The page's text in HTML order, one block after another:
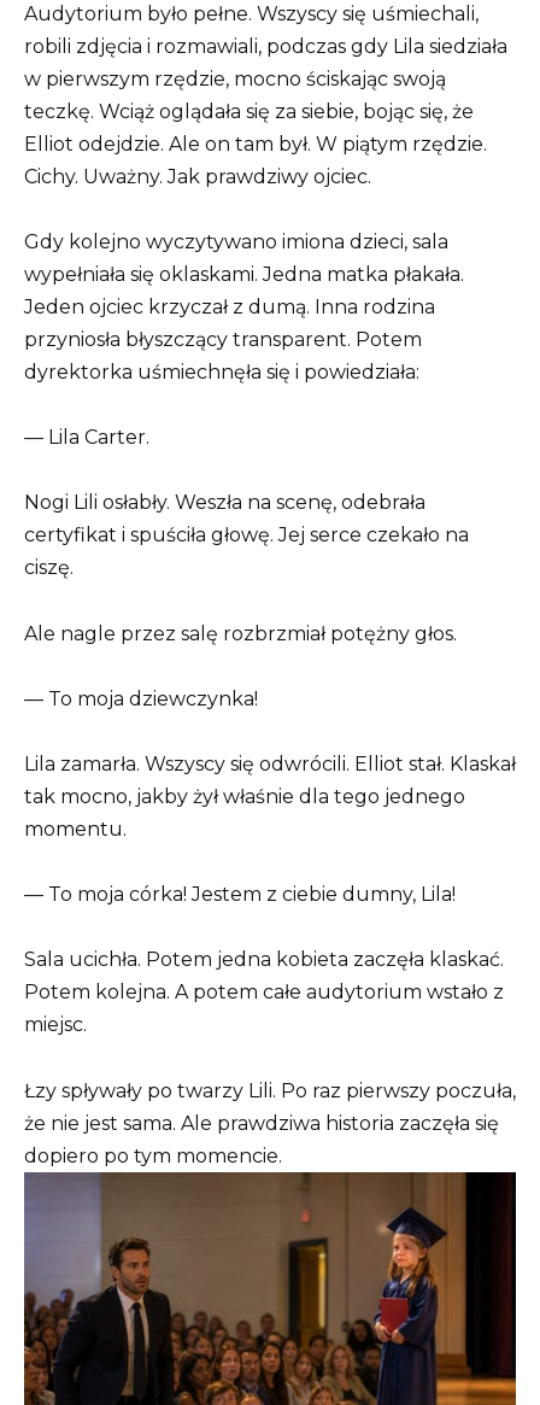
Audytorium było pełne. Wszyscy się uśmiechali,
robili zdjęcia i rozmawiali, podczas gdy Lila siedziała
w pierwszym rzędzie, mocno ściskając swoją
teczkę. Wciąż oglądała się za siebie, bojąc się, że
Elliot odejdzie. Ale on tam był. W piątym rzędzie.
Cichy. Uważny. Jak prawdziwy ojciec.
Gdy kolejno wyczytywano imiona dzieci, sala
wypełniała się oklaskami. Jedna matka płakała.
Jeden ojciec krzyczał z dumą. Inna rodzina
przyniosła błyszczący transparent. Potem
dyrektorka uśmiechnęła się i powiedziała:
— Lila Carter.
Nogi Lili osłabły. Weszła na scenę, odebrała
certyfikat i spuściła głowę. Jej serce czekało na
ciszę.
Ale nagle przez salę rozbrzmiał potężny głos.
— To moja dziewczynka!
Lila zamarła. Wszyscy się odwrócili. Elliot stał. Klaskał
tak mocno, jakby żył właśnie dla tego jednego
momentu.
— To moja córka! Jestem z ciebie dumny, Lila!
Sala ucichła. Potem jedna kobieta zaczęła klaskać.
Potem kolejna. A potem całe audytorium wstało z
miejsc.
Łzy spływały po twarzy Lili. Po raz pierwszy poczuła,
że nie jest sama. Ale prawdziwa historia zaczęła się
dopiero po tym momencie.